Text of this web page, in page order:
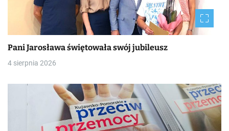
Pani Jarosława świętowała swój jubileusz
4 sierpnia 2026